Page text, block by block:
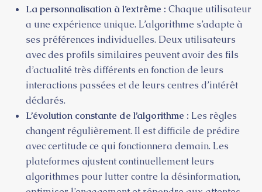
La personnalisation à l’extrême : Chaque utilisateur
a une expérience unique. L’algorithme s’adapte à
ses préférences individuelles. Deux utilisateurs
avec des profils similaires peuvent avoir des fils
d’actualité très différents en fonction de leurs
interactions passées et de leurs centres d’intérêt
déclarés.
L’évolution constante de l’algorithme : Les règles
changent régulièrement. Il est difficile de prédire
avec certitude ce qui fonctionnera demain. Les
plateformes ajustent continuellement leurs
algorithmes pour lutter contre la désinformation,